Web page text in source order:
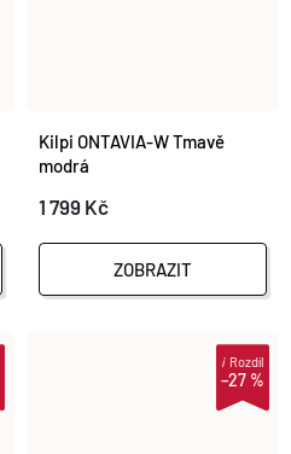
Kilpi ONTAVIA-W Tmavě
modrá
1 799 Kč
ZOBRAZIT
–27 %
iRozdíl